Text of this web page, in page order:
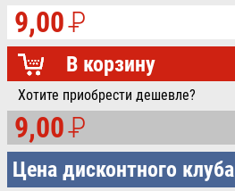
9,00P
УБ.
В корзину
Хотите приобрести дешевле?
9,00P
УБ.
Цена дисконтного клуба